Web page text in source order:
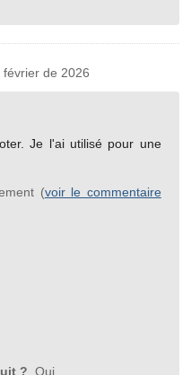
de 2026
Je l'ai utilisé pour une
(voir le commentaire
? Oui